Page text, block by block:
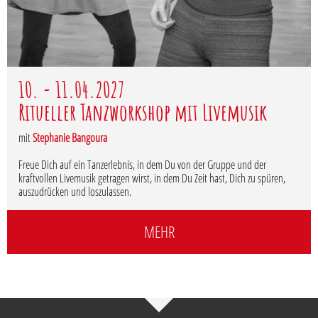
10. - 11.04.2027
Ritueller Tanzworkshop mit Livemusik
mitStephanie Bangoura
Freue Dich auf ein Tanzerlebnis, in dem Du von der Gruppe und der
kraftvollen Livemusik getragen wirst, in dem Du Zeit hast, Dich zu spüren,
auszudrücken und loszulassen.
MEHR